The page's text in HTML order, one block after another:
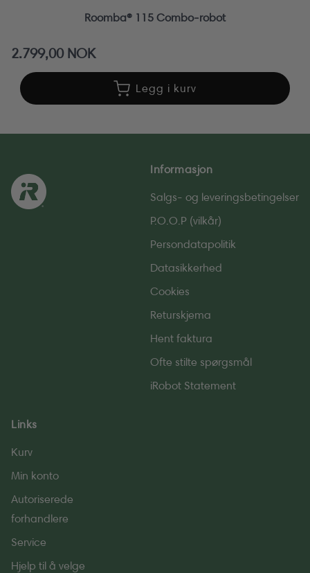
Roomba® 115 Combo-robot
Vanlig
2.799,00 NOK
Legg i kurv
Informasjon
Salgs- og leverings­betingelser
P.O.O.P (vilkår)
Persondatapolitik
Datasikkerhed
Cookies
Returskjema
Hent faktura
Ofte stilte spørgsmål
iRobot Statement
Links
Kurv
Min konto
Autoriserede
forhandlere
Service
Hjelp til å velge